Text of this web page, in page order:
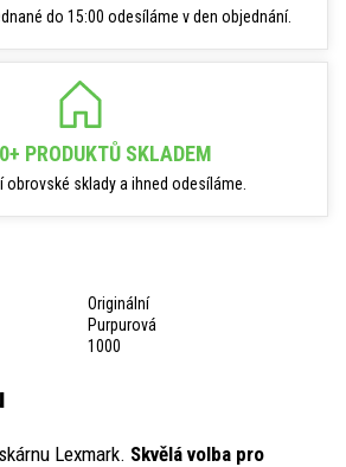
do 15:00 odesíláme v den objednání.
PRODUKTŮ SKLADEM
obrovské sklady a ihned odesíláme.
Originální
Purpurová
1000
Lexmark. Skvělá volba pro